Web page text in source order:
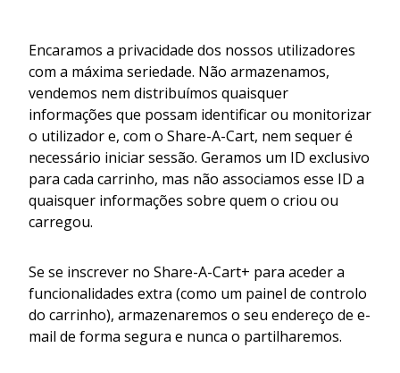
Encaramos a privacidade dos nossos utilizadores
com a máxima seriedade. Não armazenamos,
vendemos nem distribuímos quaisquer
informações que possam identificar ou monitorizar
o utilizador e, com o Share-A-Cart, nem sequer é
necessário iniciar sessão. Geramos um ID exclusivo
para cada carrinho, mas não associamos esse ID a
quaisquer informações sobre quem o criou ou
carregou.
Se se inscrever no Share-A-Cart+ para aceder a
funcionalidades extra (como um painel de controlo
do carrinho), armazenaremos o seu endereço de e-
mail de forma segura e nunca o partilharemos.